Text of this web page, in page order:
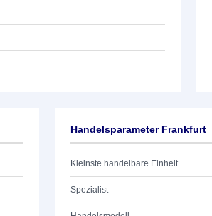
Handelsparameter Frankfurt
Kleinste handelbare Einheit
Spezialist